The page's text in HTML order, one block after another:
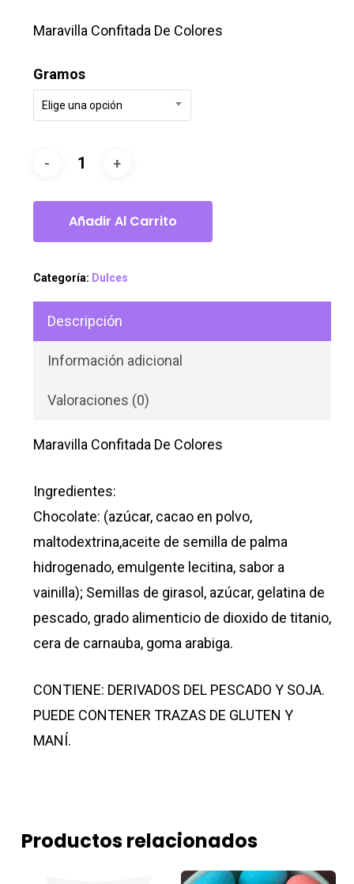
precios:
Maravilla Confitada De Colores
Gramos
Elige una opción
Añadir Al Carrito
Categoría: Dulces
Descripción
Información adicional
Valoraciones (0)
Maravilla Confitada De Colores
Ingredientes:
Chocolate: (azúcar, cacao en polvo,
maltodextrina,aceite de semilla de palma
hidrogenado, emulgente lecitina, sabor a
vainilla); Semillas de girasol, azúcar, gelatina de
pescado, grado alimenticio de dioxido de titanio,
cera de carnauba, goma arabiga.
CONTIENE: DERIVADOS DEL PESCADO Y SOJA.
PUEDE CONTENER TRAZAS DE GLUTEN Y
MANÍ.
Productos relacionados